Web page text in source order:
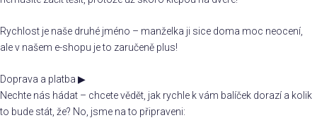
Rychlost je naše druhé jméno – manželka ji sice doma moc neocení,
ale v našem e-shopu je to zaručeně plus!
Doprava a platba ▶
Nechte nás hádat – chcete vědět, jak rychle k vám balíček dorazí a kolik
to bude stát, že? No, jsme na to připraveni: